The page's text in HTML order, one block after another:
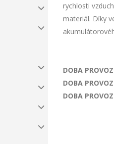
rychlosti
materiál. Díky
DOBA
DOBA
DOBA